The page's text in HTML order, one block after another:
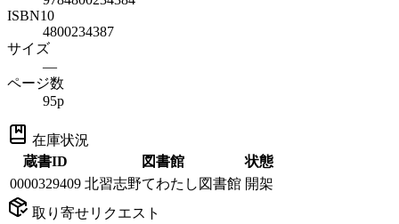
ISBN10
4800234387
サイズ
—
ページ数
95p
在庫状況
蔵書ID
図書館
状態
0000329409 北習志野てわたし図書館 開架
取り寄せリクエスト